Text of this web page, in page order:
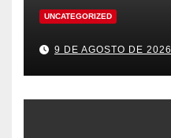
UNCATEGORIZED
9 DE AGOSTO DE 2026